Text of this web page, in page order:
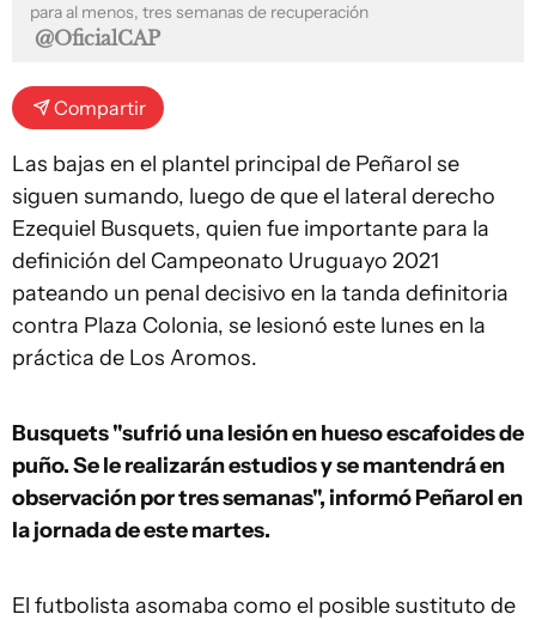
para al menos, tres semanas de recuperación
@OficialCAP
Compartir
Las bajas en el plantel principal de Peñarol se
siguen sumando, luego de que el lateral derecho
Ezequiel Busquets, quien fue importante para la
definición del Campeonato Uruguayo 2021
pateando un penal decisivo en la tanda definitoria
contra Plaza Colonia, se lesionó este lunes en la
práctica de Los Aromos.
Busquets "sufrió una lesión en hueso escafoides de
puño. Se le realizarán estudios y se mantendrá en
observación por tres semanas", informó Peñarol en
la jornada de este martes.
El futbolista asomaba como el posible sustituto de